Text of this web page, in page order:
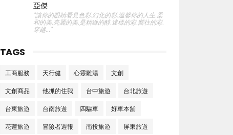
亞傑
"讓你的眼睛看見色彩.幻化的彩.溫馨你的人生.柔
和的美.亮麗的美.是精緻的醇.迷樣的彩.嚮往的彩.
穿越..."
TAGS
工商服務 天行健 心靈雞湯 文創
文創商品 他抓的住我 台中旅遊 台北旅遊
台東旅遊 台南旅遊 四驅車 好車本舖
花蓮旅遊 冒險者週報 南投旅遊 屏東旅遊